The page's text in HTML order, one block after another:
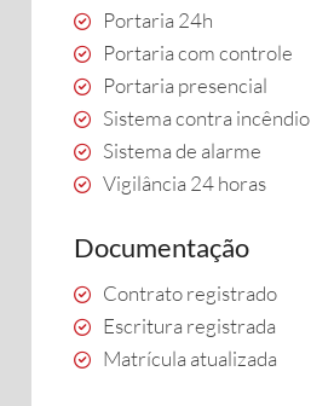
Portaria 24h
Portaria com controle
Portaria presencial
Sistema contra incêndio
Sistema de alarme
Vigilância 24 horas
Documentação
Contrato registrado
Escritura registrada
Matrícula atualizada